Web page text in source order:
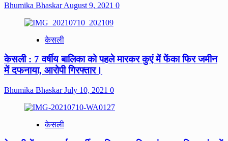
Bhumika BhaskarAugust 9, 2021 0
केसली
केसली : 7 वर्षीय बालिका को पहले मारकर कुएं में फेंका फिर जमीन
में दफनाया, आरोपी गिरफ्तार।
Bhumika BhaskarJuly 10, 2021 0
केसली